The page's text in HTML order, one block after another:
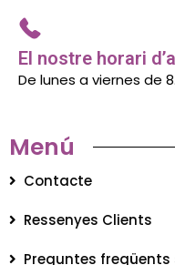
El nostre horari
De lunes a viernes de
Menú
Contacte
Ressenyes Clients
Preguntes freqüents